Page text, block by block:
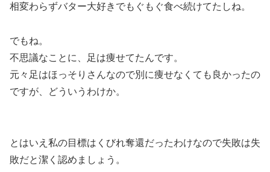
相変わらずバター大好きでもぐもぐ食べ続けてたしね。
でもね。
不思議なことに、
足は痩せてた んです。
元々足はほっそりさんなので別に痩せなくても良かったの
ですが、どういうわけか。
とはいえ私の目標はくびれ奪還だったわけなので失敗は失
敗だと潔く認めましょう。